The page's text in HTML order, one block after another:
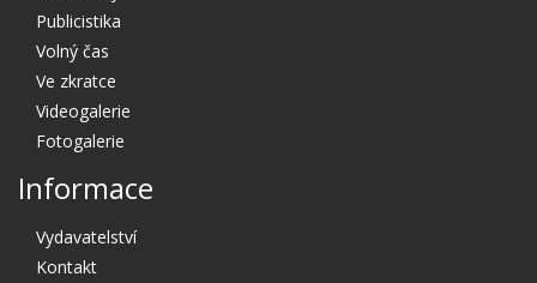
Publicistika
Volný čas
Ve zkratce
Videogalerie
Fotogalerie
Informace
Vydavatelství
Kontakt